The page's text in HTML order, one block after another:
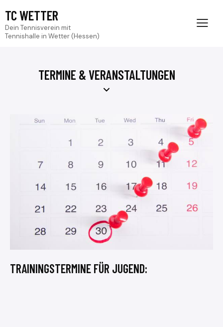
TC WETTER
Dein Tennisverein mit
Tennishalle in Wetter (Hessen)
TERMINE & VERANSTALTUNGEN
TRAININGSTERMINE FÜR JUGEND: